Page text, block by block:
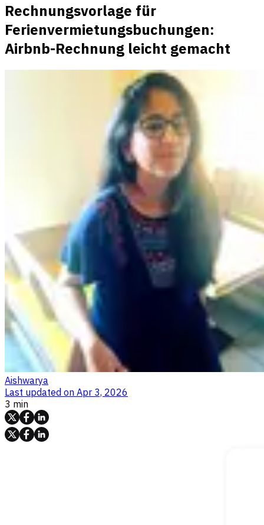
Rechnungsvorlage für
Ferienvermietungsbuchungen:
Airbnb-Rechnung leicht gemacht
Aishwarya
Last updated on Apr 3, 2026
3 min